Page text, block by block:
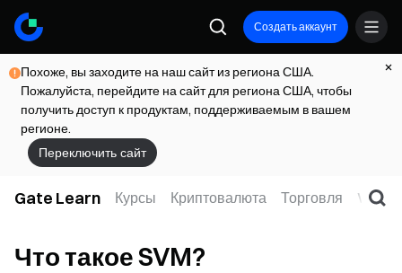
Создать аккаунт
Похоже, вы заходите на наш сайт из региона США.
Пожалуйста, перейдите на сайт для региона США, чтобы
получить доступ к продуктам, поддерживаемым в вашем
регионе.
Переключить сайт
Gate Learn Курсы Криптовалюта Торговля Web3
Что такое SVM?